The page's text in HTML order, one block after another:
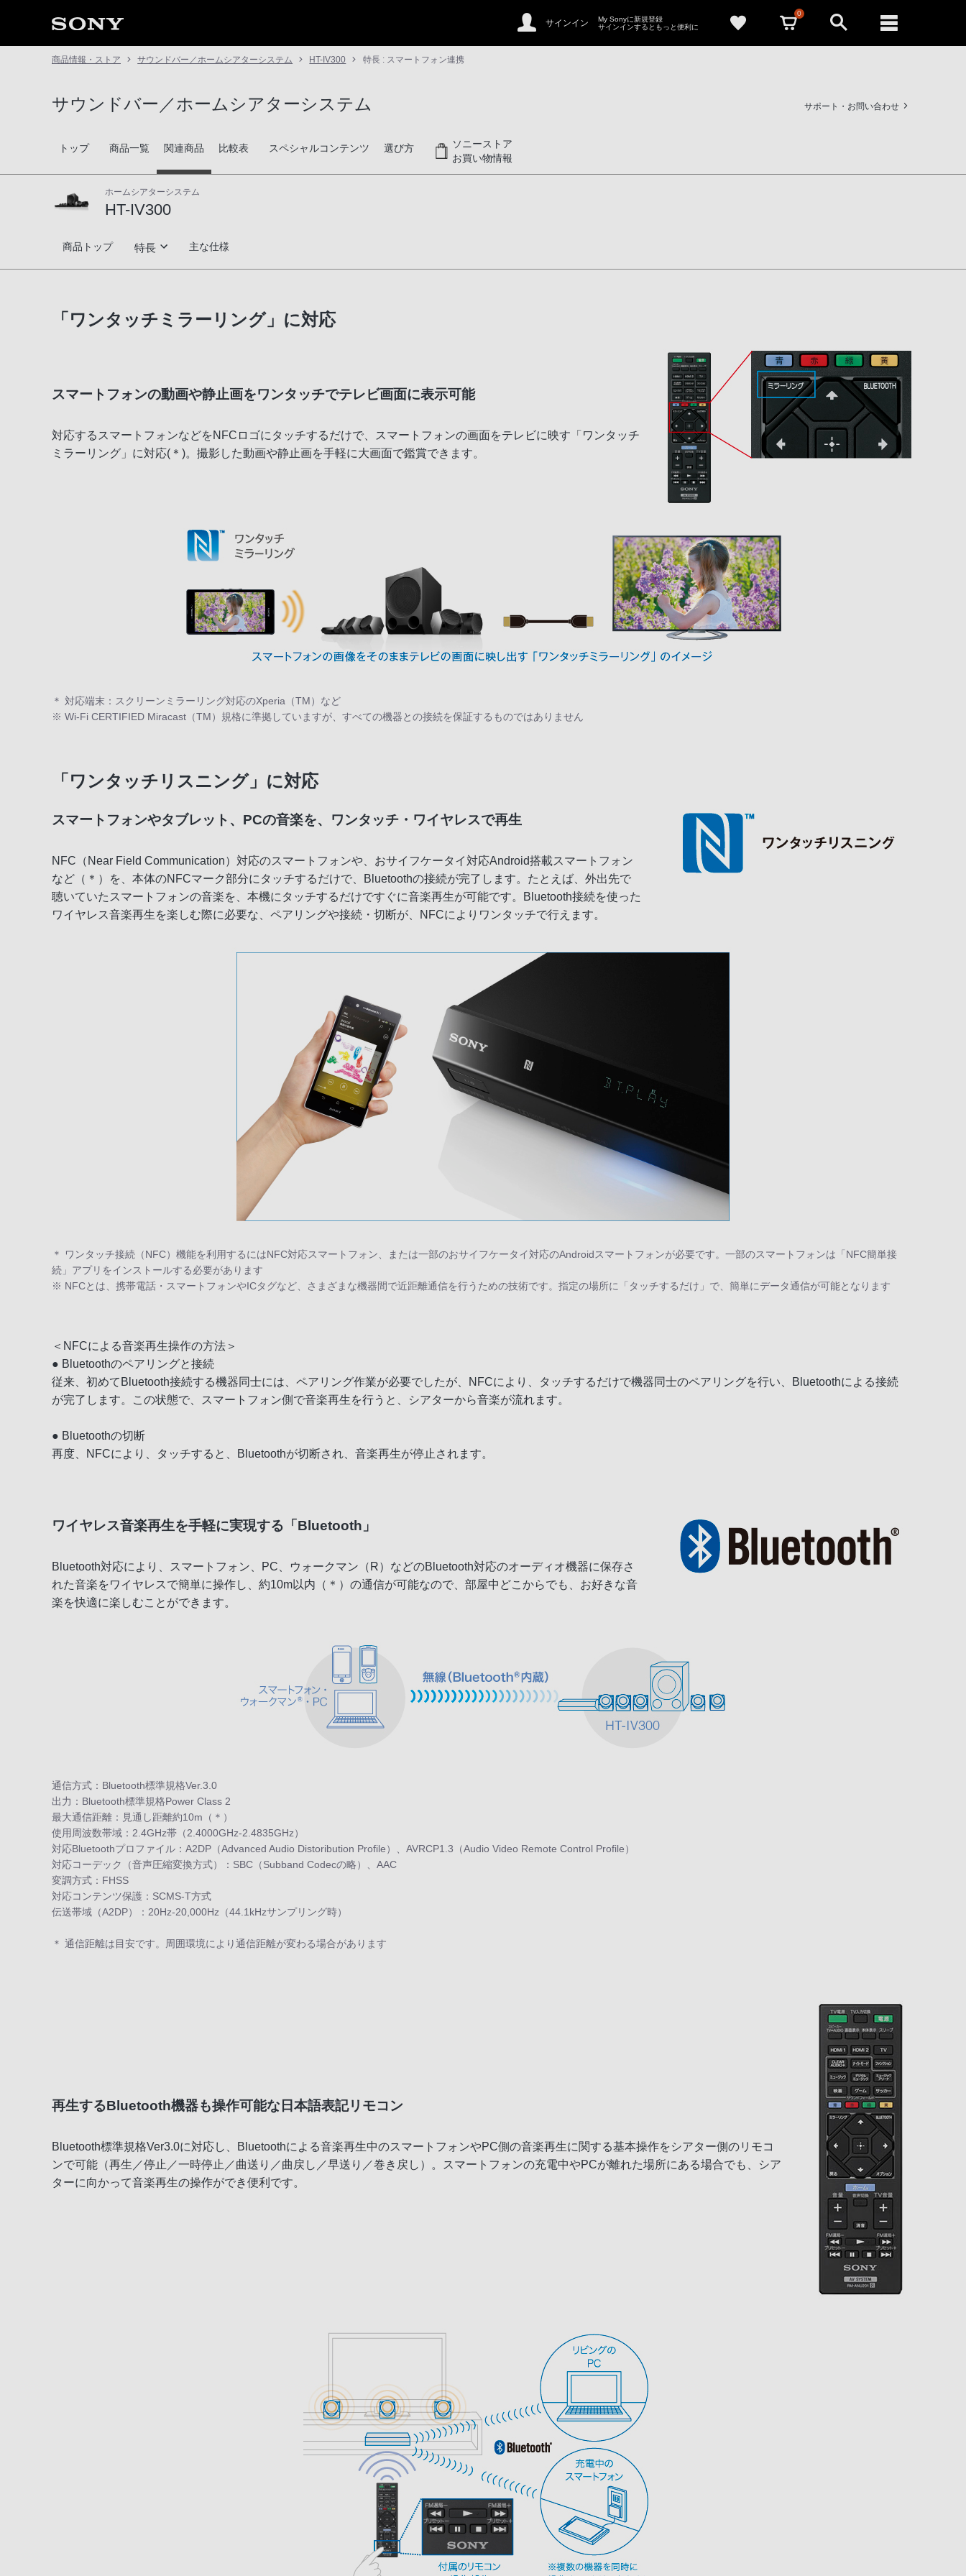
サインイン
My Sonyに新規登録
サインインするともっと便利に
0
商品情報・ストア サウンドバー／ホームシアターシステム HT-IV300 特長 : スマートフォン連携
サウンドバー／ホームシアターシステム サポート・お問い合わせ
トップ 商品一覧 関連商品 比較表 スペシャルコンテンツ 選び方
ソニーストア
お買い物情報
ホームシアターシステム
HT-IV300
HT-IV300
商品トップ 特長
多彩なサウンドフィールド
スマートフォン連携
主な仕様
「ワンタッチミラーリング」に対応
スマートフォンの動画や静止画をワンタッチでテレビ画面に表示可能
対応するスマートフォンなどをNFCロゴにタッチするだけで、スマートフォンの画面をテレビに映す「ワンタッチ
ミラーリング」に対応(＊)。撮影した動画や静止画を手軽に大画面で鑑賞できます。
＊ 対応端末：スクリーンミラーリング対応のXperia（TM）など
※ Wi-Fi CERTIFIED Miracast（TM）規格に準拠していますが、すべての機器との接続を保証するものではありません
「ワンタッチリスニング」に対応
スマートフォンやタブレット、PCの音楽を、ワンタッチ・ワイヤレスで再生
NFC（Near Field Communication）対応のスマートフォンや、おサイフケータイ対応Android搭載スマートフォン
など（＊）を、本体のNFCマーク部分にタッチするだけで、Bluetoothの接続が完了します。たとえば、外出先で
聴いていたスマートフォンの音楽を、本機にタッチするだけですぐに音楽再生が可能です。Bluetooth接続を使った
ワイヤレス音楽再生を楽しむ際に必要な、ペアリングや接続・切断が、NFCによりワンタッチで行えます。
＊ ワンタッチ接続（NFC）機能を利用するにはNFC対応スマートフォン、または一部のおサイフケータイ対応のAndroidスマートフォンが必要です。一部のスマートフォンは「NFC簡単接
続」アプリをインストールする必要があります
※ NFCとは、携帯電話・スマートフォンやICタグなど、さまざまな機器間で近距離通信を行うための技術です。指定の場所に「タッチするだけ」で、簡単にデータ通信が可能となります
＜NFCによる音楽再生操作の方法＞
● Bluetoothのペアリングと接続
従来、初めてBluetooth接続する機器同士には、ペアリング作業が必要でしたが、NFCにより、タッチするだけで機器同士のペアリングを行い、Bluetoothによる接続
が完了します。この状態で、スマートフォン側で音楽再生を行うと、シアターから音楽が流れます。
● Bluetoothの切断
再度、NFCにより、タッチすると、Bluetoothが切断され、音楽再生が停止されます。
ワイヤレス音楽再生を手軽に実現する「Bluetooth」
Bluetooth対応により、スマートフォン、PC、ウォークマン（R）などのBluetooth対応のオーディオ機器に保存さ
れた音楽をワイヤレスで簡単に操作し、約10m以内（＊）の通信が可能なので、部屋中どこからでも、お好きな音
楽を快適に楽しむことができます。
通信方式：Bluetooth標準規格Ver.3.0
出力：Bluetooth標準規格Power Class 2
最大通信距離：見通し距離約10m（＊）
使用周波数帯域：2.4GHz帯（2.4000GHz-2.4835GHz）
対応Bluetoothプロファイル：A2DP（Advanced Audio Distoribution Profile）、AVRCP1.3（Audio Video Remote Control Profile）
対応コーデック（音声圧縮変換方式）：SBC（Subband Codecの略）、AAC
変調方式：FHSS
対応コンテンツ保護：SCMS-T方式
伝送帯域（A2DP）：20Hz-20,000Hz（44.1kHzサンプリング時）
＊ 通信距離は目安です。周囲環境により通信距離が変わる場合があります
再生するBluetooth機器も操作可能な日本語表記リモコン
Bluetooth標準規格Ver3.0に対応し、Bluetoothによる音楽再生中のスマートフォンやPC側の音楽再生に関する基本操作をシアター側のリモコ
ンで可能（再生／停止／一時停止／曲送り／曲戻し／早送り／巻き戻し）。スマートフォンの充電中やPCが離れた場所にある場合でも、シア
ターに向かって音楽再生の操作ができ便利です。